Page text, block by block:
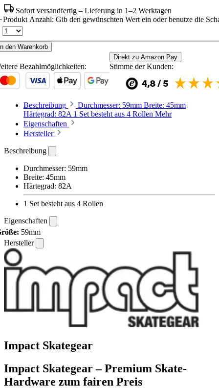
Sofort versandfertig – Lieferung in 1–2 Werktagen
Produkt Anzahl: Gib den gewünschten Wert ein oder benutze die
den Warenkorb
Direkt zu Amazon Pay
Bezahlmöglichkeiten: Stimme der Kunden:
Beschreibung
Durchmesser: 59mm Breite: 45mm
Härtegrad: 82A 1 Set besteht aus 4 Rollen Mehr
Eigenschaften
Hersteller
Beschreibung
Durchmesser: 59mm
Breite: 45mm
Härtegrad: 82A
1 Set besteht aus 4 Rollen
Eigenschaften
59mm
Hersteller
Impact Skategear
Impact Skategear – Premium Skate-
Hardware zum fairen Preis